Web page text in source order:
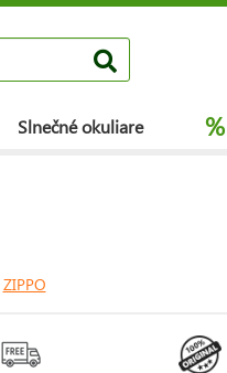
Slnečné okuliare %
ZIPPO